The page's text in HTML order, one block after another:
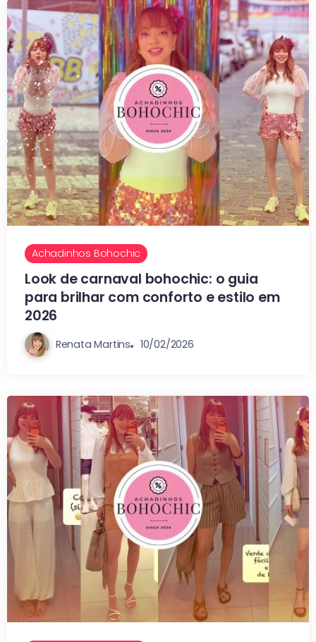
Achadinhos Bohochic
Look de carnaval bohochic: o guia
para brilhar com conforto e estilo em
2026
Renata Martins 10/02/2026